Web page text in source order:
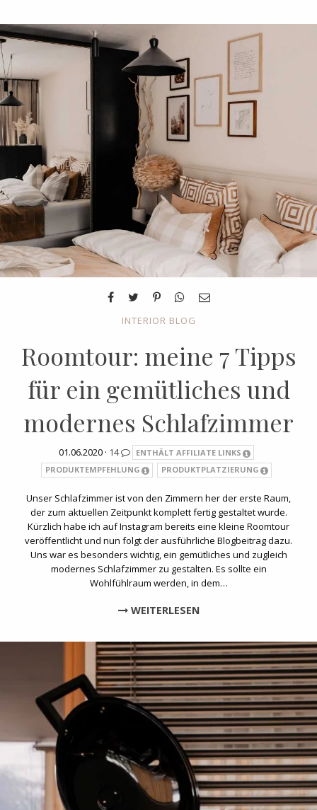
INTERIOR BLOG
Roomtour: meine 7 Tipps
für ein gemütliches und
modernes Schlafzimmer
01.06.2020 · 14
ENTHÄLT AFFILIATE LINKS
PRODUKTEMPFEHLUNG
PRODUKTPLATZIERUNG
Unser Schlafzimmer ist von den Zimmern her der erste Raum,
der zum aktuellen Zeitpunkt komplett fertig gestaltet wurde.
Kürzlich habe ich auf Instagram bereits eine kleine Roomtour
veröffentlicht und nun folgt der ausführliche Blogbeitrag dazu.
Uns war es besonders wichtig, ein gemütliches und zugleich
modernes Schlafzimmer zu gestalten. Es sollte ein
Wohlfühlraum werden, in dem…
WEITERLESEN